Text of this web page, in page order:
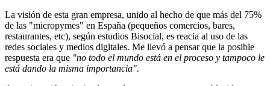
La visión de esta gran empresa, unido al hecho de que más del 75%
de las "micropymes" en España (pequeños comercios, bares,
restaurantes, etc), según estudios Bisocial, es reacia al uso de las
redes sociales y medios digitales. Me llevó a pensar que la posible
respuesta era que "no todo el mundo está en el proceso y tampoco le
está dando la misma importancia".